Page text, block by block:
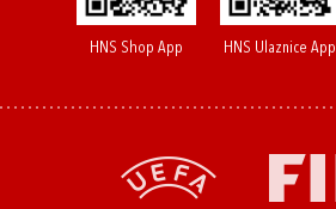
HNS Shop App HNS Ulaznice App